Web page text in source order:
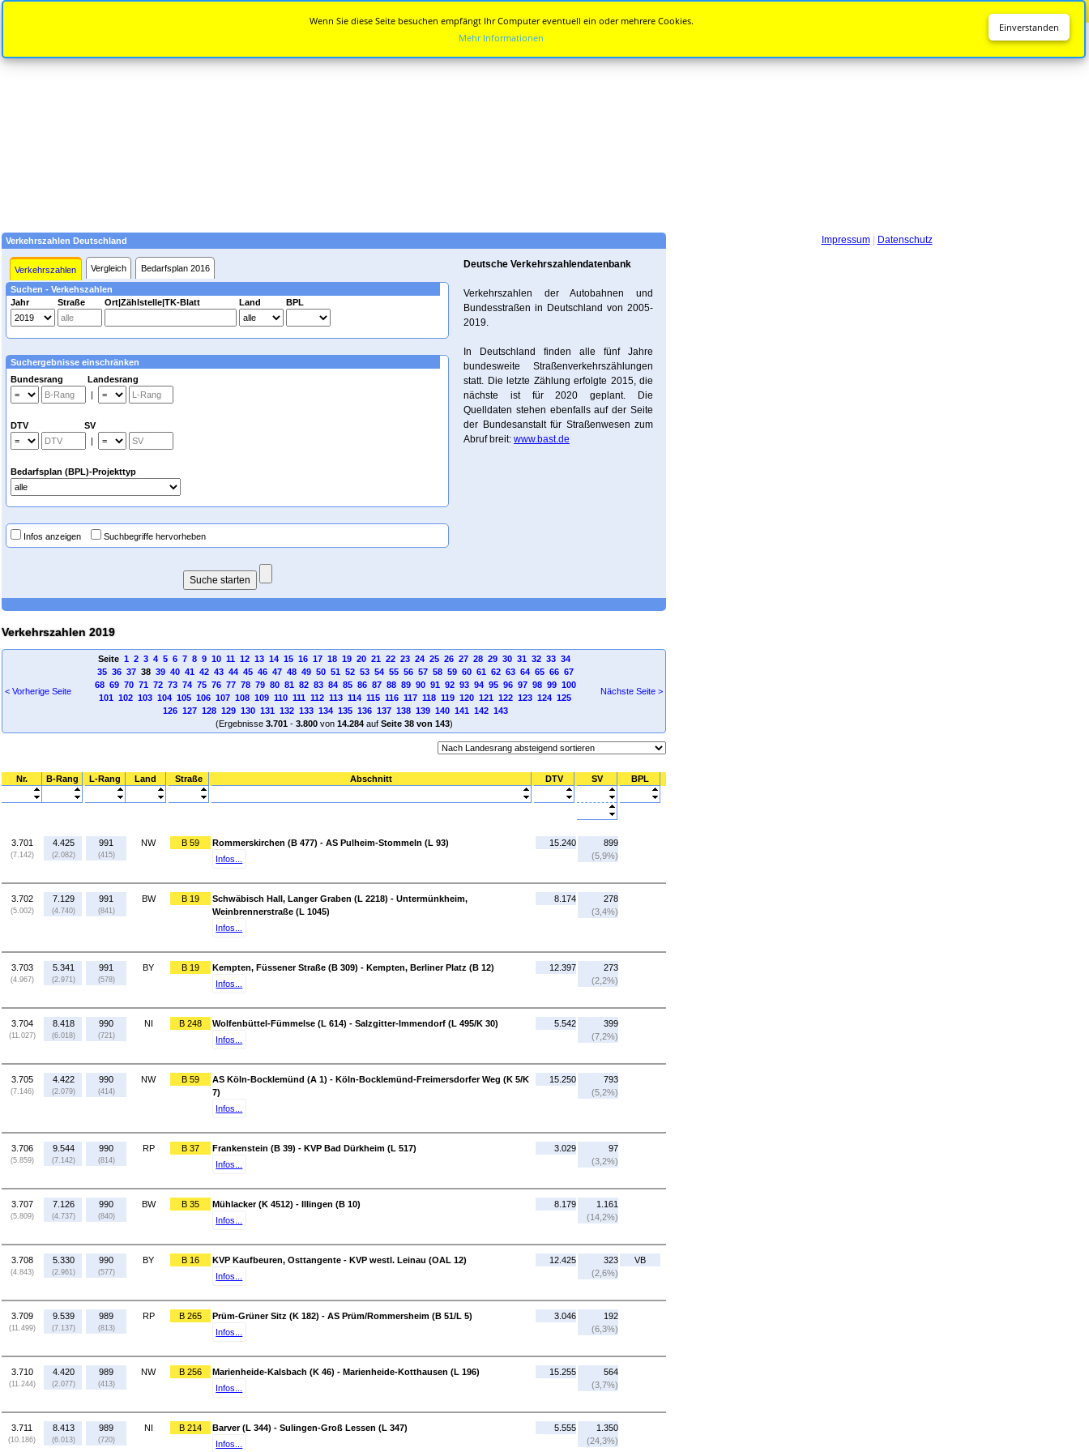
Verkehrszahlen Deutschland
Verkehrszahlen Vergleich Bedarfsplan 2016
Suchen - Verkehszahlen
Jahr
Straße Ort|Zählstelle|TK-Blatt Land BPL
Suchergebnisse einschränken
Bundesrang Landesrang
|
DTV SV
|
Bedarfsplan (BPL)-Projekttyp
Infos anzeigen Suchbegriffe hervorheben
Deutsche Verkehrszahlendatenbank
Verkehrszahlen der Autobahnen und
Bundesstraßen in Deutschland von 2005-
2019.
In Deutschland finden alle fünf Jahre
bundesweite Straßenverkehrszählungen
statt. Die letzte Zählung erfolgte 2015, die
nächste ist für 2020 geplant. Die
Quelldaten stehen ebenfalls auf der Seite
der Bundesanstalt für Straßenwesen zum
Abruf breit: www.bast.de
Verkehrszahlen 2019
< Vorherige Seite
Seite 1 2 3 4 5 6 7 8 9 10 11 12 13 14 15 16 17 18 19 20 21 22 23 24 25 26 27 28 29 30 31 32 33 34
35 36 3738 39 40 41 42 43 44 45 46 47 48 49 50 51 52 53 54 55 56 57 58 59 60 61 62 63 64 65 66 67
68 69 70 71 72 73 74 75 76 77 78 79 80 81 82 83 84 85 86 87 88 89 90 91 92 93 94 95 96 97 98 99 100
101 102 103 104 105 106 107 108 109 110 111 112 113 114 115 116 117 118 119 120 121 122 123 124 125
126 127 128 129 130 131 132 133 134 135 136 137 138 139 140 141 142 143
(Ergebnisse 3.701- 3.800von 14.284auf Seite 38 von 143)
Nächste Seite >
Nr. B-Rang L-Rang Land Straße Abschnitt DTV SV BPL
3.701
(7.142)
4.425
(2.082)
991
(415)
NW B 59
Rommerskirchen (B 477) - AS Pulheim-Stommeln (L 93)
Infos...
15.240
899
(5,9%)
3.702
(5.002)
7.129
(4.740)
991
(841)
BW B 19
Schwäbisch Hall, Langer Graben (L 2218) - Untermünkheim,
Weinbrennerstraße (L 1045)
Infos...
8.174
278
(3,4%)
3.703
(4.967)
5.341
(2.971)
991
(578)
BY B 19
Kempten, Füssener Straße (B 309) - Kempten, Berliner Platz (B 12)
Infos...
12.397
273
(2,2%)
3.704
(11.027)
8.418
(6.018)
990
(721)
NI B 248
Wolfenbüttel-Fümmelse (L 614) - Salzgitter-Immendorf (L 495/K 30)
Infos...
5.542
399
(7,2%)
3.705
(7.146)
4.422
(2.079)
990
(414)
NW B 59
AS Köln-Bocklemünd (A 1) - Köln-Bocklemünd-Freimersdorfer Weg (K 5/K
7)
Infos...
15.250
793
(5,2%)
3.706
(5.859)
9.544
(7.142)
990
(814)
RP B 37
Frankenstein (B 39) - KVP Bad Dürkheim (L 517)
Infos...
3.029
97
(3,2%)
3.707
(5.809)
7.126
(4.737)
990
(840)
BW B 35
Mühlacker (K 4512) - Illingen (B 10)
Infos...
8.179
1.161
(14,2%)
3.708
(4.843)
5.330
(2.961)
990
(577)
BY B 16
KVP Kaufbeuren, Osttangente - KVP westl. Leinau (OAL 12)
Infos...
12.425
323
(2,6%)
VB
3.709
(11.499)
9.539
(7.137)
989
(813)
RP B 265
Prüm-Grüner Sitz (K 182) - AS Prüm/Rommersheim (B 51/L 5)
Infos...
3.046
192
(6,3%)
3.710
(11.244)
4.420
(2.077)
989
(413)
NW B 256
Marienheide-Kalsbach (K 46) - Marienheide-Kotthausen (L 196)
Infos...
15.255
564
(3,7%)
3.711
(10.186)
8.413
(6.013)
989
(720)
NI B 214
Barver (L 344) - Sulingen-Groß Lessen (L 347)
Infos...
5.555
1.350
(24,3%)
Impressum| Datenschutz
Einverstanden
Wenn Sie diese Seite besuchen empfängt Ihr Computer eventuell ein oder mehrere Cookies.
Mehr Informationen